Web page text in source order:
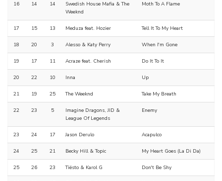
16 14 14
Swedish House Mafia & The
Weeknd
Moth To A Flame
17 15 13 Meduza feat. Hozier Tell It To My Heart
18 20 3 Alesso & Katy Perry When I'm Gone
19 17 11 Acraze feat. Cherish Do It To It
20 22 10 Inna Up
21 19 25 The Weeknd Take My Breath
22 23 5
Imagine Dragons, JID &
League Of Legends
Enemy
23 24 17 Jason Derulo Acapulco
24 25 21 Becky Hill & Topic My Heart Goes (La Di Da)
25 26 23 Tiësto & Karol G Don't Be Shy